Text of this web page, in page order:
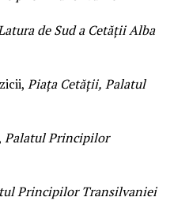
de Sud a Cetății Alba
Piața Cetății, Palatul
Palatul Principilor
Principilor Transilvaniei